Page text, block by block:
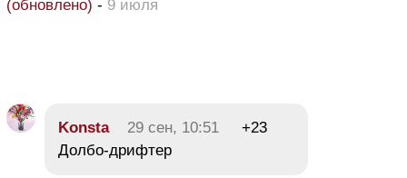
(обновлено) - 9 июля
Konsta 29 сен, 10:51
+23
Долбо-дрифтер